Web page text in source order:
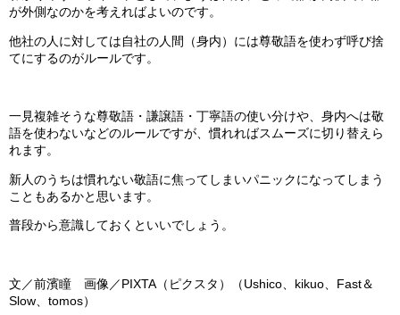
が外側なのかを考えればよいのです。
他社の人に対しては自社の人間（身内）には尊敬語を使わず呼び捨
てにするのがルールです。
一見複雑そうな尊敬語・謙譲語・丁寧語の使い分けや、身内へは敬
語を使わないなどのルールですが、慣れればスムーズに切り替えら
れます。
新人のうちは慣れない敬語に焦ってしまいパニックになってしまう
こともあるかと思います。
普段から意識しておくといいでしょう。
文／前濱瞳 画像／PIXTA（ピクスタ）（Ushico、kikuo、Fast＆
Slow、tomos）